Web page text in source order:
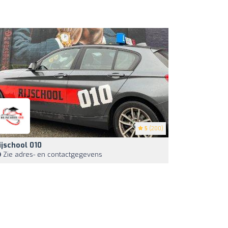
5 (200)
010
Zie adres- en contactgegevens